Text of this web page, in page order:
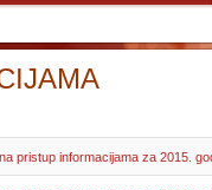
pristup informacijama za 2015.